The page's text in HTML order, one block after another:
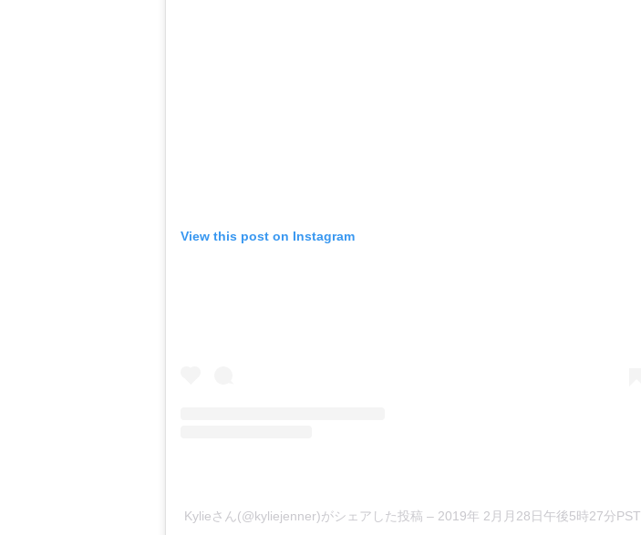
View this post on Instagram
Kylieさん(@kyliejenner)がシェアした投稿 – 2019年 2月月28日午後5時27分PST